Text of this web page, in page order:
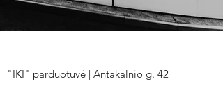
"IKI" parduotuvė | Antakalnio g. 42